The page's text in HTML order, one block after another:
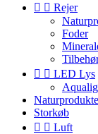
  Rejer
Foder
  LED Lys
Storkøb
  Luft